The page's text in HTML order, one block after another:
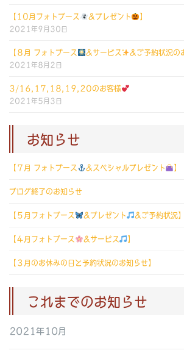
【10月フォトブース &プレゼント 】
2021年9月30日
【８月 フォトブース &サービス &ご予約状況の
2021年8月2日
3/16,17,18,19,20のお客様
2021年5月3日
お知らせ
【７月 フォトブース &スペシャルプレゼント
】
ブログ終了のお知らせ
【５月フォトブース
&プレゼント
&ご予約状況】
【４月フォトブース
&サービス
】
【３月のお休みの日と予約状況のお知らせ】
これまでのお知らせ
2021年10月